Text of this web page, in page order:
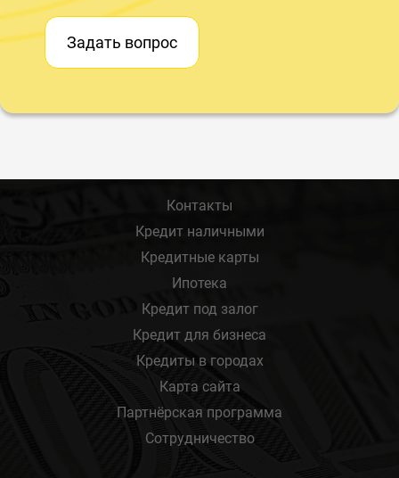
Задать вопрос
Контакты
Кредит наличными
Кредитные карты
Ипотека
Кредит под залог
Кредит для бизнеса
Кредиты в городах
Карта сайта
Партнёрская программа
Сотрудничество